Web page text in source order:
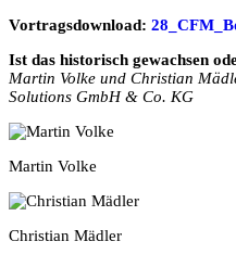
Vortragsdownload:
Ist das historisch gewachsen
Martin Volke und Christian
Solutions GmbH & Co. KG
Martin Volke
Christian Mädler